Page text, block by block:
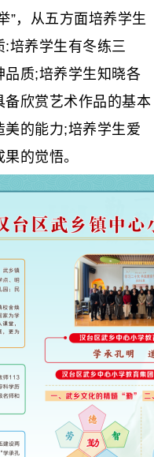
”，从五方面培养学生
培养学生有冬练三
品质;培养学生知晓各
欣赏艺术作品的基本
的能力;培养学生爱
的觉悟。